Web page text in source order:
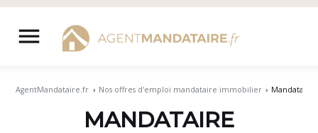
Aller
contenu
menu
AgentMandataire.fr › Nos offres d'emploi mandataire immobilier › Mandataire
MANDATAIRE